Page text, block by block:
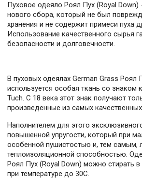
Пуховое одеяло Роял Пух (Royal Down)
нового сбора, который не был
хранения и не содержит примеси пуха
Использование качественного сырья
безопасности и долговечности.
В пуховых одеялах German Grass Роял
используется особая ткань со знаком
Tuch. С 18 века этот знак получают
произведенные из самых
Наполнителем для этого
повышенной упругости, который при
особенной пушистостью и, тем самым,
теплоизоляционной способностью.
Роял Пух (Royal Down) можно стирать
при температуре до 30С.